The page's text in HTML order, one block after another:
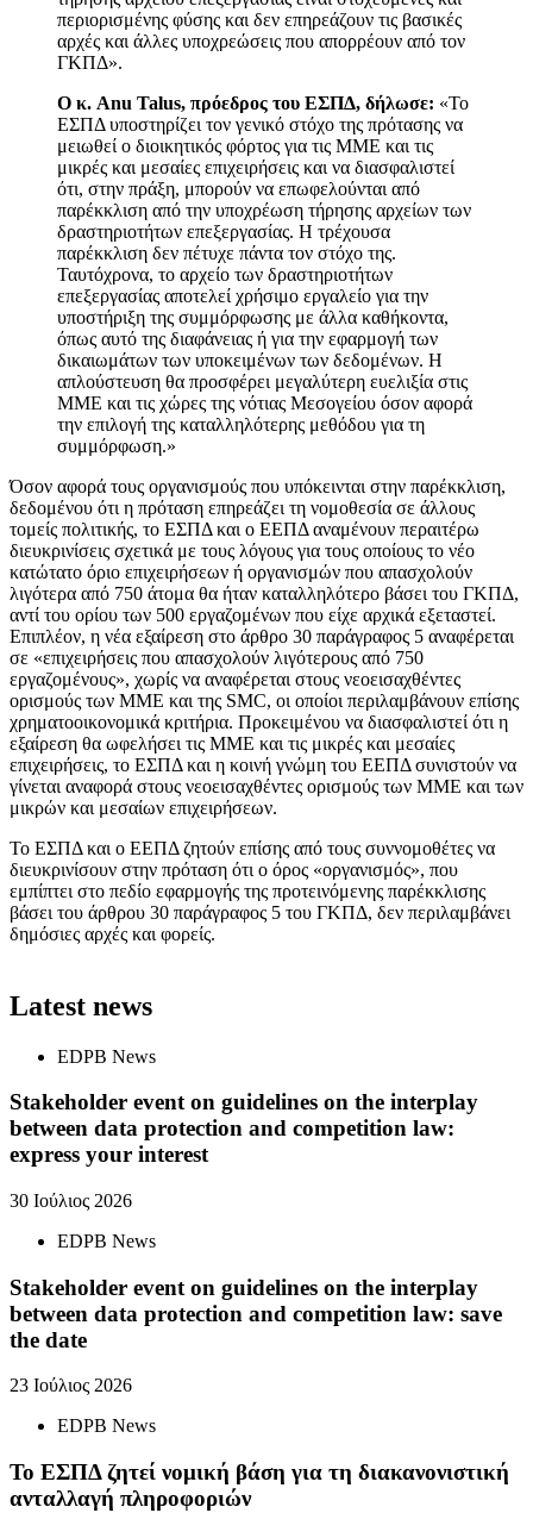
περιορισμένης φύσης και δεν επηρεάζουν τις βασικές
αρχές και άλλες υποχρεώσεις που απορρέουν από τον
ΓΚΠΔ».
Ο κ. Anu Talus, πρόεδρος του ΕΣΠΔ, δήλωσε: «Το
ΕΣΠΔ υποστηρίζει τον γενικό στόχο της πρότασης να
μειωθεί ο διοικητικός φόρτος για τις ΜΜΕ και τις
μικρές και μεσαίες επιχειρήσεις και να διασφαλιστεί
ότι, στην πράξη, μπορούν να επωφελούνται από
παρέκκλιση από την υποχρέωση τήρησης αρχείων των
δραστηριοτήτων επεξεργασίας. Η τρέχουσα
παρέκκλιση δεν πέτυχε πάντα τον στόχο της.
Ταυτόχρονα, το αρχείο των δραστηριοτήτων
επεξεργασίας αποτελεί χρήσιμο εργαλείο για την
υποστήριξη της συμμόρφωσης με άλλα καθήκοντα,
όπως αυτό της διαφάνειας ή για την εφαρμογή των
δικαιωμάτων των υποκειμένων των δεδομένων. Η
απλούστευση θα προσφέρει μεγαλύτερη ευελιξία στις
ΜΜΕ και τις χώρες της νότιας Μεσογείου όσον αφορά
την επιλογή της καταλληλότερης μεθόδου για τη
συμμόρφωση.»
Όσον αφορά τους οργανισμούς που υπόκεινται στην παρέκκλιση,
δεδομένου ότι η πρόταση επηρεάζει τη νομοθεσία σε άλλους
τομείς πολιτικής, το ΕΣΠΔ και ο ΕΕΠΔ αναμένουν περαιτέρω
διευκρινίσεις σχετικά με τους λόγους για τους οποίους το νέο
κατώτατο όριο επιχειρήσεων ή οργανισμών που απασχολούν
λιγότερα από 750 άτομα θα ήταν καταλληλότερο βάσει του ΓΚΠΔ,
αντί του ορίου των 500 εργαζομένων που είχε αρχικά εξεταστεί.
Επιπλέον, η νέα εξαίρεση στο άρθρο 30 παράγραφος 5 αναφέρεται
σε «επιχειρήσεις που απασχολούν λιγότερους από 750
εργαζομένους», χωρίς να αναφέρεται στους νεοεισαχθέντες
ορισμούς των ΜΜΕ και της SMC, οι οποίοι περιλαμβάνουν επίσης
χρηματοοικονομικά κριτήρια. Προκειμένου να διασφαλιστεί ότι η
εξαίρεση θα ωφελήσει τις ΜΜΕ και τις μικρές και μεσαίες
επιχειρήσεις, το ΕΣΠΔ και η κοινή γνώμη του ΕΕΠΔ συνιστούν να
γίνεται αναφορά στους νεοεισαχθέντες ορισμούς των ΜΜΕ και των
μικρών και μεσαίων επιχειρήσεων.
Το ΕΣΠΔ και ο ΕΕΠΔ ζητούν επίσης από τους συννομοθέτες να
διευκρινίσουν στην πρόταση ότι ο όρος «οργανισμός», που
εμπίπτει στο πεδίο εφαρμογής της προτεινόμενης παρέκκλισης
βάσει του άρθρου 30 παράγραφος 5 του ΓΚΠΔ, δεν περιλαμβάνει
δημόσιες αρχές και φορείς.
Latest news
EDPB News
Stakeholder event on guidelines on the interplay
between data protection and competition law:
express your interest
30 Ιούλιος 2026
EDPB News
Stakeholder event on guidelines on the interplay
between data protection and competition law: save
the date
23 Ιούλιος 2026
EDPB News
Το ΕΣΠΔ ζητεί νομική βάση για τη διακανονιστική
ανταλλαγή πληροφοριών